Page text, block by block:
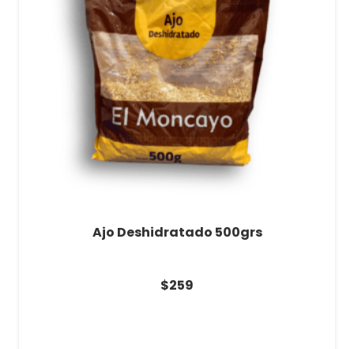
Ajo Deshidratado 500grs
$259